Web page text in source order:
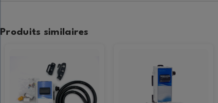
Produits similaires